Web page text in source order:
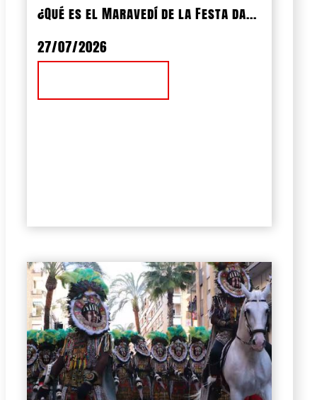
¿Qué es el Maravedí de la Festa da...
27/07/2026